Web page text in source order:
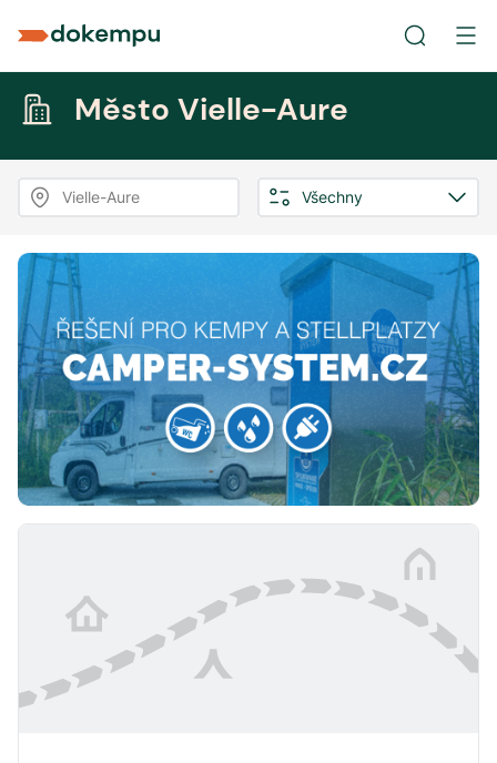
Město Vielle-Aure
Vielle-Aure Všechny